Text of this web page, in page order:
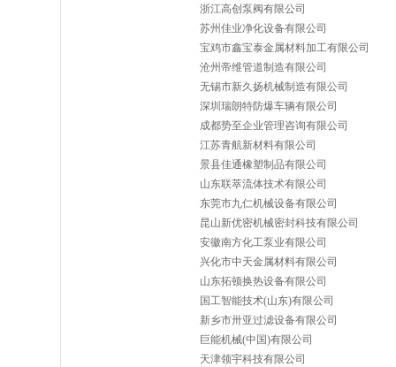
浙江高创泵阀有限公司
苏州佳业净化设备有限公司
宝鸡市鑫宝泰金属材料加工有限公司
沧州帝维管道制造有限公司
无锡市新久扬机械制造有限公司
深圳瑞朗特防爆车辆有限公司
成都势至企业管理咨询有限公司
江苏青航新材料有限公司
景县佳通橡塑制品有限公司
山东联萃流体技术有限公司
东莞市九仁机械设备有限公司
昆山新优密机械密封科技有限公司
安徽南方化工泵业有限公司
兴化市中天金属材料有限公司
山东拓顿换热设备有限公司
国工智能技术(山东)有限公司
新乡市卅亚过滤设备有限公司
巨能机械(中国)有限公司
天津领宇科技有限公司